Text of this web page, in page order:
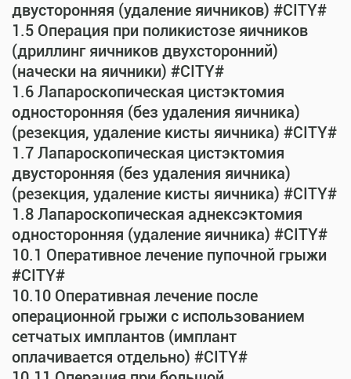
двусторонняя (удаление яичников) #CITY#
1.5 Операция при поликистозе яичников
(дриллинг яичников двухсторонний)
(начески на яичники) #CITY#
1.6 Лапароскопическая цистэктомия
односторонняя (без удаления яичника)
(резекция, удаление кисты яичника) #CITY#
1.7 Лапароскопическая цистэктомия
двусторонняя (без удаления яичника)
(резекция, удаление кисты яичника) #CITY#
1.8 Лапароскопическая аднексэктомия
односторонняя (удаление яичника) #CITY#
10.1 Оперативное лечение пупочной грыжи
#CITY#
10.10 Оперативная лечение после
операционной грыжи с использованием
сетчатых имплантов (имплант
оплачивается отдельно) #CITY#